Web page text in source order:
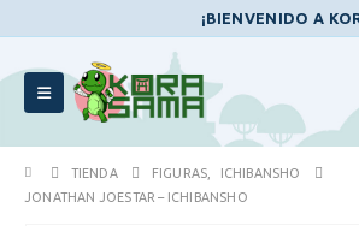
¡BIENVENIDO A
TIENDA FIGURAS
ICHIBANSHO
JONATHAN JOESTAR – ICHIBANSHO